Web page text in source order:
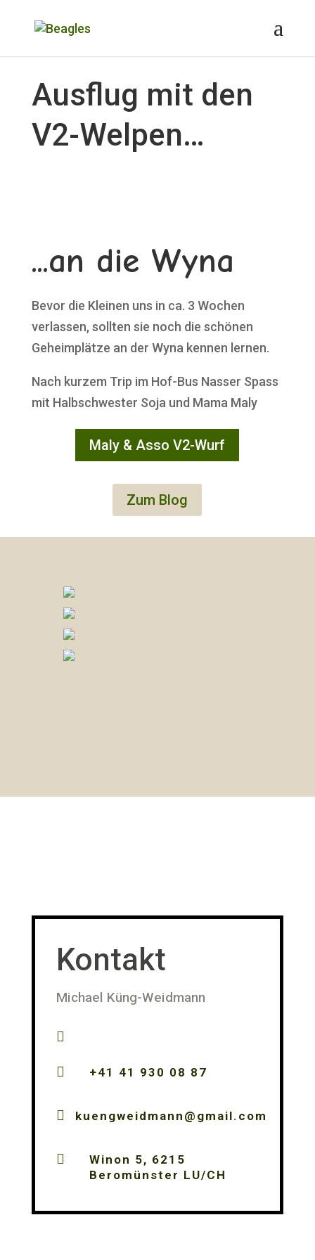
Ausflug mit den
V2-Welpen…
...an die Wyna
Bevor die Kleinen uns in ca. 3 Wochen
verlassen, sollten sie noch die schönen
Geheimplätze an der Wyna kennen lernen.
Nach kurzem Trip im Hof-Bus Nasser Spass
mit Halbschwester Soja und Mama Maly
Maly & Asso V2-Wurf
Zum Blog
Kontakt
Michael Küng-Weidmann

 +41 41 930 08 87
 kuengweidmann@gmail.com

Winon 5, 6215
Beromünster LU/CH